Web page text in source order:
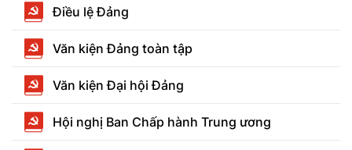
Điều lệ Đảng
Văn kiện Đảng toàn tập
Văn kiện Đại hội Đảng
Hội nghị Ban Chấp hành Trung ương